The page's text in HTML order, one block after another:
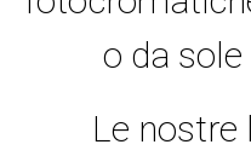
o da
Le nostre